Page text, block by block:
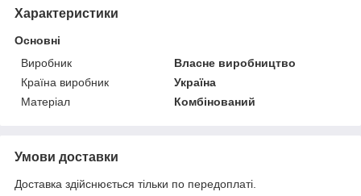
Характеристики
Основні
Виробник
Власне виробництво
Країна виробник
Україна
Матеріал
Комбінований
Умови доставки
Доставка здійснюється тільки по передоплаті.